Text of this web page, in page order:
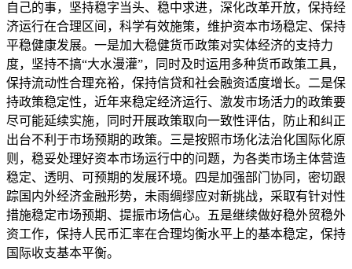
自己的事，坚持稳字当头、稳中求进，深化改革开放，保持经
济运行在合理区间，科学有效施策，维护资本市场稳定、保持
平稳健康发展。一是加大稳健货币政策对实体经济的支持力
度，坚持不搞“大水漫灌”，同时及时运用多种货币政策工具，
保持流动性合理充裕，保持信贷和社会融资适度增长。二是保
持政策稳定性，近年来稳定经济运行、激发市场活力的政策要
尽可能延续实施，同时开展政策取向一致性评估，防止和纠正
出台不利于市场预期的政策。三是按照市场化法治化国际化原
则，稳妥处理好资本市场运行中的问题，为各类市场主体营造
稳定、透明、可预期的发展环境。四是加强部门协同，密切跟
踪国内外经济金融形势，未雨绸缪应对新挑战，采取有针对性
措施稳定市场预期、提振市场信心。五是继续做好稳外贸稳外
资工作，保持人民币汇率在合理均衡水平上的基本稳定，保持
国际收支基本平衡。